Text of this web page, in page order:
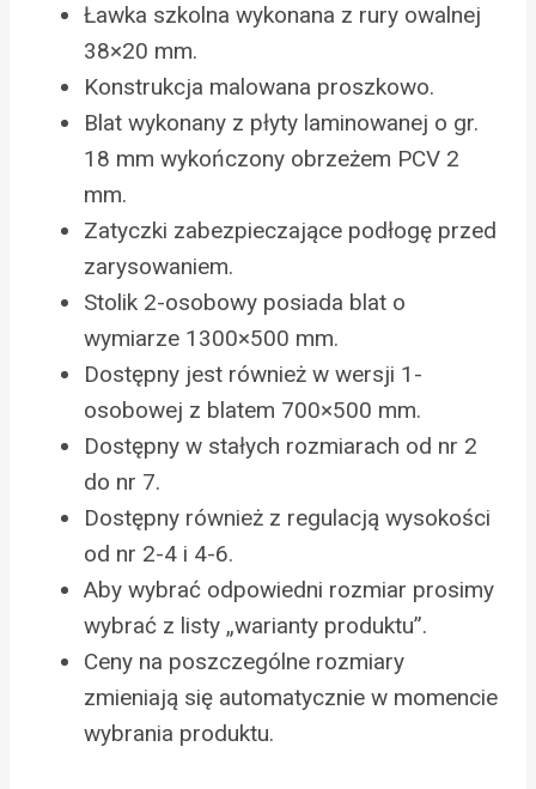
Ławka szkolna wykonana z rury owalnej
38×20 mm.
Konstrukcja malowana proszkowo.
Blat wykonany z płyty laminowanej o gr.
18 mm wykończony obrzeżem PCV 2
mm.
Zatyczki zabezpieczające podłogę przed
zarysowaniem.
Stolik 2-osobowy posiada blat o
wymiarze 1300×500 mm.
Dostępny jest również w wersji 1-
osobowej z blatem 700×500 mm.
Dostępny w stałych rozmiarach od nr 2
do nr 7.
Dostępny również z regulacją wysokości
od nr 2-4 i 4-6.
Aby wybrać odpowiedni rozmiar prosimy
wybrać z listy „warianty produktu”.
Ceny na poszczególne rozmiary
zmieniają się automatycznie w momencie
wybrania produktu.